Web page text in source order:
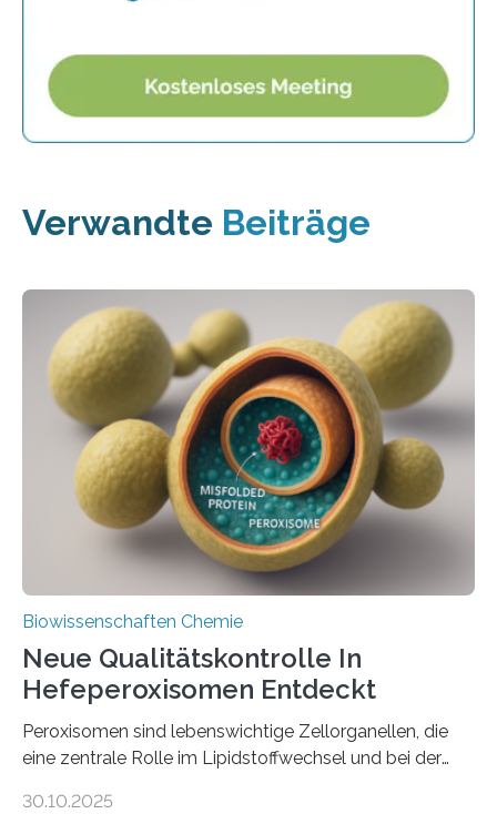
Verwandte Beiträge
Biowissenschaften Chemie
Neue Qualitätskontrolle In
Hefeperoxisomen Entdeckt
Peroxisomen sind lebenswichtige Zellorganellen, die
eine zentrale Rolle im Lipidstoffwechsel und bei der
30.10.2025